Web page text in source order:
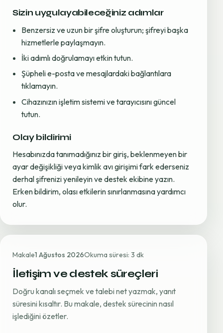
Sizin uygulayabileceğiniz adımlar
Benzersiz ve uzun bir şifre oluşturun; şifreyi başka
hizmetlerle paylaşmayın.
İki adımlı doğrulamayı etkin tutun.
Şüpheli e-posta ve mesajlardaki bağlantılara
tıklamayın.
Cihazınızın işletim sistemi ve tarayıcısını güncel
tutun.
Olay bildirimi
Hesabınızda tanımadığınız bir giriş, beklenmeyen bir
ayar değişikliği veya kimlik avı girişimi fark ederseniz
derhal şifrenizi yenileyin ve destek ekibine yazın.
Erken bildirim, olası etkilerin sınırlanmasına yardımcı
olur.
Makale1 Ağustos 2026Okuma süresi: 3 dk
İletişim ve destek süreçleri
Doğru kanalı seçmek ve talebi net yazmak, yanıt
süresini kısaltır. Bu makale, destek sürecinin nasıl
işlediğini özetler.